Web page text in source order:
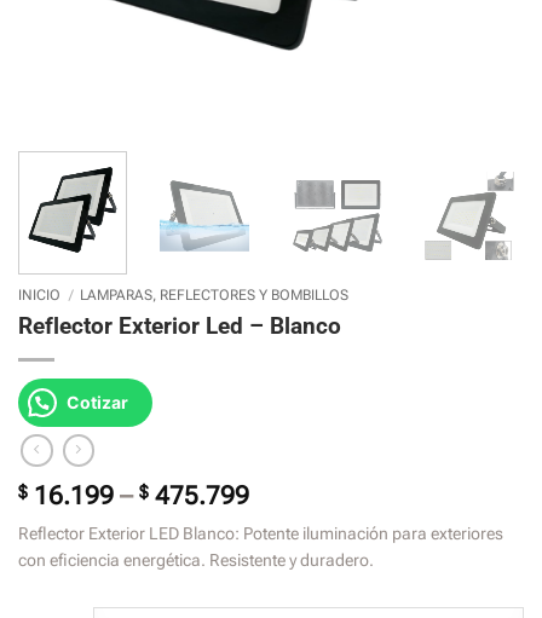
INICIO / LAMPARAS, REFLECTORES Y BOMBILLOS
Reflector Exterior Led – Blanco
Cotizar
$ 16.199 – $ 475.799Price
range:
$ 16.199
through
Reflector Exterior LED Blanco: Potente iluminación para exteriores
con eficiencia energética. Resistente y duradero.